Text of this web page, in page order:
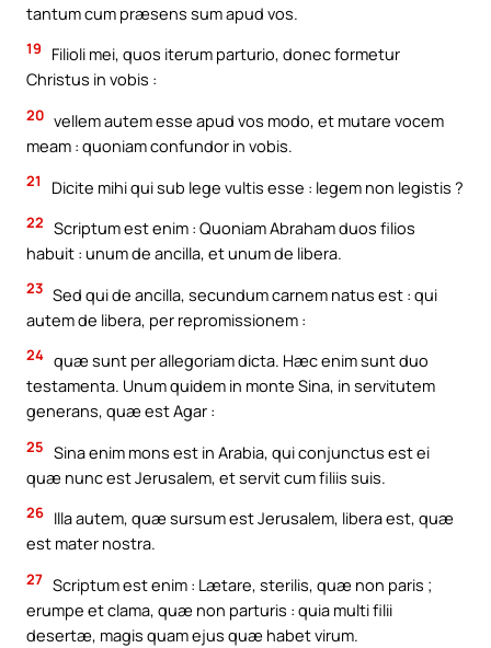
tantum cum præsens sum apud vos.
19
Filioli mei, quos iterum parturio, donec formetur
Christus in vobis :
20 vellem autem esse apud vos modo, et mutare vocem
meam : quoniam confundor in vobis.
21 Dicite mihi qui sub lege vultis esse : legem non legistis ?
22 Scriptum est enim : Quoniam Abraham duos filios
habuit : unum de ancilla, et unum de libera.
23 Sed qui de ancilla, secundum carnem natus est : qui
autem de libera, per repromissionem :
24 quæ sunt per allegoriam dicta. Hæc enim sunt duo
testamenta. Unum quidem in monte Sina, in servitutem
generans, quæ est Agar :
25 Sina enim mons est in Arabia, qui conjunctus est ei
quæ nunc est Jerusalem, et servit cum filiis suis.
26 Illa autem, quæ sursum est Jerusalem, libera est, quæ
est mater nostra.
27 Scriptum est enim : Lætare, sterilis, quæ non paris ;
erumpe et clama, quæ non parturis : quia multi filii
desertæ, magis quam ejus quæ habet virum.